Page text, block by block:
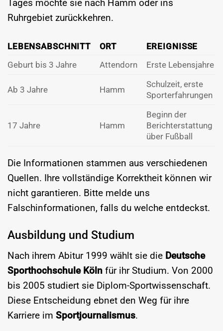
Tages möchte sie nach Hamm oder ins
Ruhrgebiet zurückkehren.
LEBENSABSCHNITT ORT
EREIGNISSE
Geburt bis 3 Jahre
Attendorn Erste Lebensjahre
Ab 3 Jahre Hamm
Schulzeit, erste
Sporterfahrungen
17 Jahre Hamm
Beginn der
Berichterstattung
über Fußball
Die Informationen stammen aus verschiedenen
Quellen. Ihre vollständige Korrektheit können wir
nicht garantieren. Bitte melde uns
Falschinformationen, falls du welche entdeckst.
Ausbildung und Studium
Nach ihrem Abitur 1999 wählt sie die Deutsche
Sporthochschule Köln für ihr Studium. Von 2000
bis 2005 studiert sie Diplom-Sportwissenschaft.
Diese Entscheidung ebnet den Weg für ihre
Karriere im Sportjournalismus.